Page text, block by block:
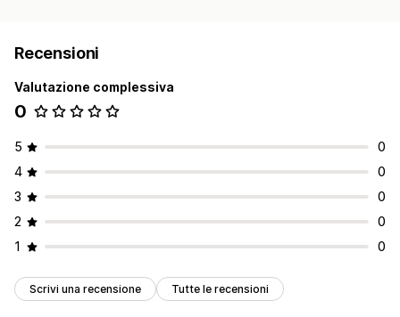
Recensioni
Valutazione complessiva
0
5
0
4
0
3
0
2
0
1
0
Scrivi una recensione Tutte le recensioni